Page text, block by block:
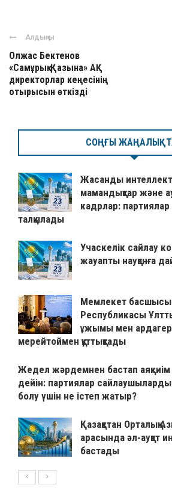
Алдыңғы
Олжас Бектенов
«Самұрық-Қазына» АҚ
директорлар кеңесінің
отырысын өткізді
СОҢҒЫ
Жасанды
мамандықтар және
кадрлар: партиялар
талқылады
Учаскелік сайлау
жауапты науқанға
Мемлекет басшысы
Республикасы
ұжымы мен
мерейтоймен құттықтады
Жедел жәрдемнен бастап
дейін: партиялар
болу үшін не істеп жатыр?
Қазақстан Орталық
арасында әл-ауқат
бастады